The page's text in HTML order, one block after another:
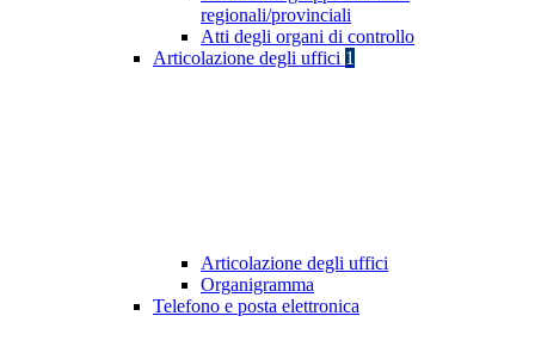
regionali/provinciali
Atti degli organi di controllo
Articolazione degli uffici 1
Articolazione degli uffici
Organigramma
Telefono e posta elettronica